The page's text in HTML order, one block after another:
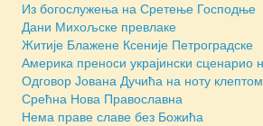
Из богослужења на Сретење Господње
Дани Михољске превлаке
Житије Блажене Ксеније Петроградске
Америка преноси украјински сценарио
Одговор Јована Дучића на ноту
Срећна Нова Православна
Нема праве славе без Божића